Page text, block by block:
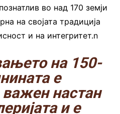
во над 170 земји
на својата традиција
и на интегритет.n
на 150-
е
настан
и е